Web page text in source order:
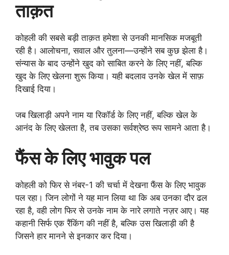
ताक़त
कोहली की सबसे बड़ी ताक़त हमेशा से उनकी मानसिक मजबूती
रही है। आलोचना, सवाल और तुलना—उन्होंने सब कुछ झेला है।
संन्यास के बाद उन्होंने खुद को साबित करने के लिए नहीं, बल्कि
खुद के लिए खेलना शुरू किया। यही बदलाव उनके खेल में साफ़
दिखाई दिया।
जब खिलाड़ी अपने नाम या रिकॉर्ड के लिए नहीं, बल्कि खेल के
आनंद के लिए खेलता है, तब उसका सर्वश्रेष्ठ रूप सामने आता है।
फैंस के लिए भावुक पल
कोहली को फिर से नंबर-1 की चर्चा में देखना फैंस के लिए भावुक
पल रहा। जिन लोगों ने यह मान लिया था कि अब उनका दौर ढल
रहा है, वही लोग फिर से उनके नाम के नारे लगाते नज़र आए। यह
कहानी सिर्फ एक रैंकिंग की नहीं है, बल्कि उस खिलाड़ी की है
जिसने हार मानने से इनकार कर दिया।